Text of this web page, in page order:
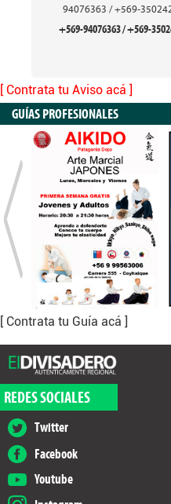
94076363 / +569-
+569-94076363 / +569-
[ Contrata tu Aviso acá ]
GUÍAS PROFESIONALES
[ Contrata tu Guía acá ]
REDES SOCIALES
Twitter
Facebook
Youtube